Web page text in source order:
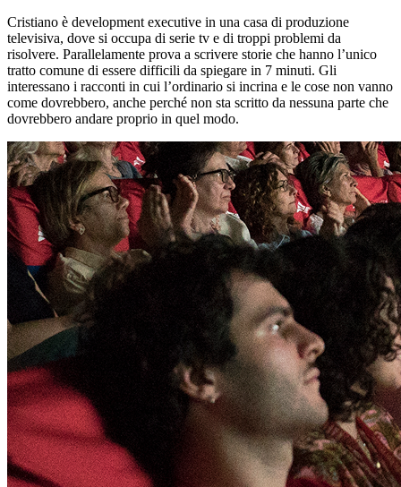
Cristiano è development executive in una casa di produzione
televisiva, dove si occupa di serie tv e di troppi problemi da
risolvere. Parallelamente prova a scrivere storie che hanno l’unico
tratto comune di essere difficili da spiegare in 7 minuti. Gli
interessano i racconti in cui l’ordinario si incrina e le cose non vanno
come dovrebbero, anche perché non sta scritto da nessuna parte che
dovrebbero andare proprio in quel modo.